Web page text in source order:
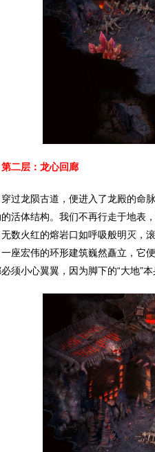
第二层：龙心回廊
龙陨古道，便进入了龙殿的命脉
活体结构。我们不再行走于地表
数火红的熔岩口如呼吸般明灭，
座宏伟的环形建筑巍然矗立，它
须小心翼翼，因为脚下的“大地”本